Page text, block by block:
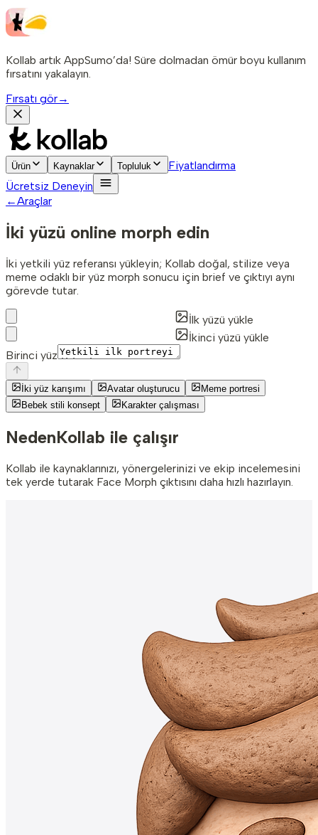
Kollab artık AppSumo’da! Süre dolmadan ömür boyu kullanım
fırsatını yakalayın.
Fırsatı gör→
Ürün Kaynaklar Topluluk
Fiyatlandırma
Ücretsiz Deneyin
←Araçlar
İki yüzü online morph edin
İki yetkili yüz referansı yükleyin; Kollab doğal, stilize veya
meme odaklı bir yüz morph sonucu için brief ve çıktıyı aynı
görevde tutar.
İlk yüzü yükle
İkinci yüzü yükle
Birinci yüz
İki yüz karışımı Avatar oluşturucu
Meme portresi
Bebek stili konsept
Karakter çalışması
NedenKollab ile çalışır
Kollab ile kaynaklarınızı, yönergelerinizi ve ekip incelemesini
tek yerde tutarak Face Morph çıktısını daha hızlı hazırlayın.